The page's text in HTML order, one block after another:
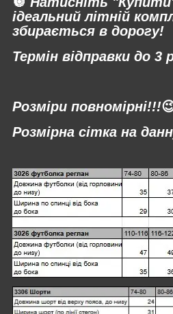
ідеальний літній
збирається в дорогу!
Термін відправки до 3
Розміри повномірні!!!
Розмірна сітка на